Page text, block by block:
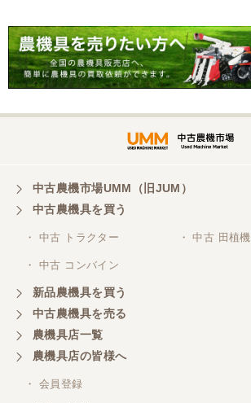
中古農機市場UMM（旧JUM）
中古農機具を買う
・ 中古 トラクター ・ 中古 田植機
・ 中古 コンバイン
新品農機具を買う
中古農機具を売る
農機具店一覧
農機具店の皆様へ
・ 会員登録